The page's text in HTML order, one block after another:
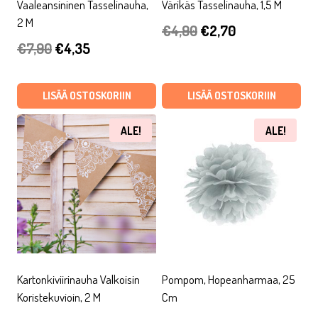
Vaaleansininen Tasselinauha,
2 M
€7,90Alkuperäinen
oli:
€7,90.
€4,35Nykyinen
on:
€4,35.
LISÄÄ OSTOSKORIIN
Värikäs Tasselinauha, 1,5 M
€4,90Alkuperäinen
€4,90.
€2,70Nykyinen
€2,70.
LISÄÄ OSTOSKORIIN
ALE!
Kartonkiviirinauha Valkoisin
Koristekuvioin, 2 M
ALE!
Pompom, Hopeanharmaa, 25
Cm